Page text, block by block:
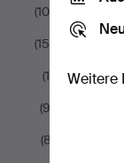
(105)
(158)
(15)
(92)
(87)
Weitere